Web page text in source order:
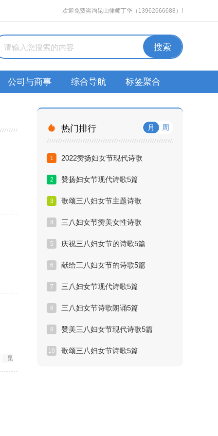
欢迎免费咨询昆山律师丁华（13962666688）!
公司与商事 综合导航 标签聚合
昆
 热门排行 月 周
1 2022赞扬妇女节现代诗歌
2 赞扬妇女节现代诗歌5篇
3 歌颂三八妇女节主题诗歌
4 三八妇女节赞美女性诗歌
5 庆祝三八妇女节的诗歌5篇
6 献给三八妇女节的诗歌5篇
7 三八妇女节现代诗歌5篇
8 三八妇女节诗歌朗诵5篇
9 赞美三八妇女节现代诗歌5篇
10 歌颂三八妇女节诗歌5篇